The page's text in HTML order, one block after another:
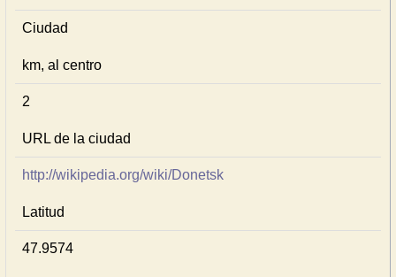
Ciudad
km, al centro
2
URL de la ciudad
http://wikipedia.org/wiki/Donetsk
Latitud
47.9574